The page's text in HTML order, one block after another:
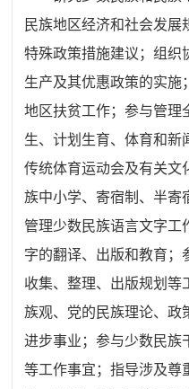
民族地区经济和社会发
特殊政策措施建议；组织
生产及其优惠政策的实施
地区扶贫工作；参与管理
生、计划生育、体育和新
传统体育运动会及有关文
族中小学、寄宿制、半寄
管理少数民族语言文字工
字的翻译、出版和教育；
收集、整理、出版规划等
族观、党的民族理论、政
进步事业；参与少数民族
等工作事宜；指导涉及尊